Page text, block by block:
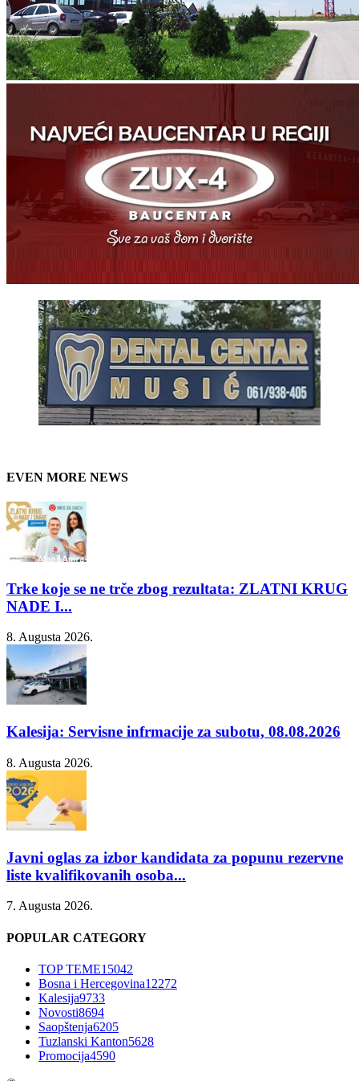
EVEN MORE NEWS
Trke koje se ne trče zbog rezultata: ZLATNI KRUG
NADE I...
8. Augusta 2026.
Kalesija: Servisne infrmacije za subotu, 08.08.2026
8. Augusta 2026.
Javni oglas za izbor kandidata za popunu rezervne
liste kvalifikovanih osoba...
7. Augusta 2026.
POPULAR CATEGORY
TOP TEME15042
Bosna i Hercegovina12272
Kalesija9733
Novosti8694
Saopštenja6205
Tuzlanski Kanton5628
Promocija4590